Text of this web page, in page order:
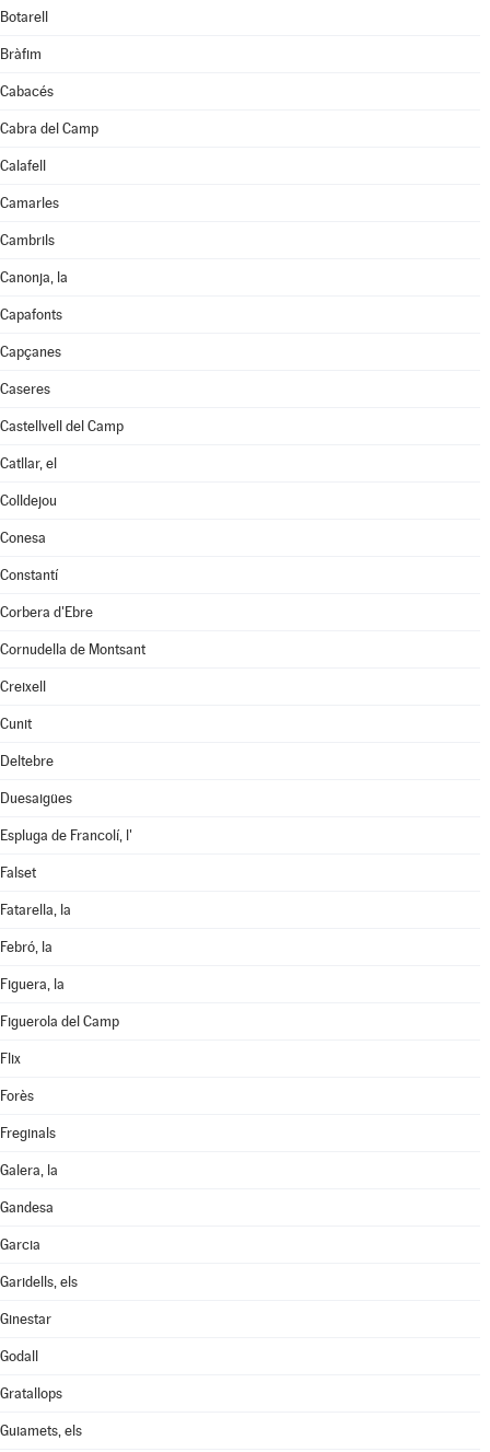
Botarell
Bràfim
Cabacés
Cabra del Camp
Calafell
Camarles
Cambrils
Canonja, la
Capafonts
Capçanes
Caseres
Castellvell del Camp
Catllar, el
Colldejou
Conesa
Constantí
Corbera d'Ebre
Cornudella de Montsant
Creixell
Cunit
Deltebre
Duesaigües
Espluga de Francolí, l'
Falset
Fatarella, la
Febró, la
Figuera, la
Figuerola del Camp
Flix
Forès
Freginals
Galera, la
Gandesa
Garcia
Garidells, els
Ginestar
Godall
Gratallops
Guiamets, els